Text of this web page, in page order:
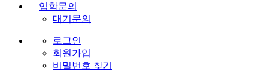
입학문의
대기문의
로그인
회원가입
비밀번호 찾기